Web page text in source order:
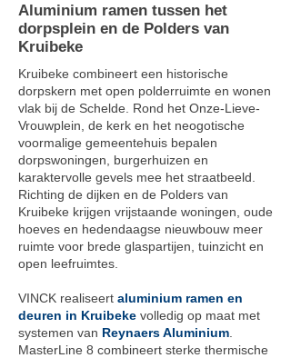
Aluminium ramen tussen het
dorpsplein en de Polders van
Kruibeke
Kruibeke combineert een historische
dorpskern met open polderruimte en wonen
vlak bij de Schelde. Rond het Onze-Lieve-
Vrouwplein, de kerk en het neogotische
voormalige gemeentehuis bepalen
dorpswoningen, burgerhuizen en
karaktervolle gevels mee het straatbeeld.
Richting de dijken en de Polders van
Kruibeke krijgen vrijstaande woningen, oude
hoeves en hedendaagse nieuwbouw meer
ruimte voor brede glaspartijen, tuinzicht en
open leefruimtes.
VINCK realiseert aluminium ramen en
deuren in Kruibeke volledig op maat met
systemen van Reynaers Aluminium
MasterLine 8 combineert sterke thermische